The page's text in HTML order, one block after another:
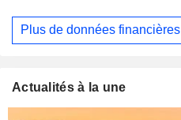
Plus de données financières
Actualités à la une